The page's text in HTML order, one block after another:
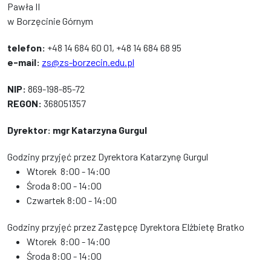
Pawła II
w Borzęcinie Górnym
telefon: +48 14 684 60 01, +48 14 684 68 95
e-mail: zs@zs-borzecin.edu.pl
NIP: 869-198-85-72
REGON: 368051357
Dyrektor: mgr Katarzyna Gurgul
Godziny przyjęć przez Dyrektora Katarzynę Gurgul
Wtorek 8:00 - 14:00
Środa 8:00 - 14:00
Czwartek 8:00 - 14:00
Godziny przyjęć przez Zastępcę Dyrektora Elżbietę Bratko
Wtorek 8:00 - 14:00
Środa 8:00 - 14:00